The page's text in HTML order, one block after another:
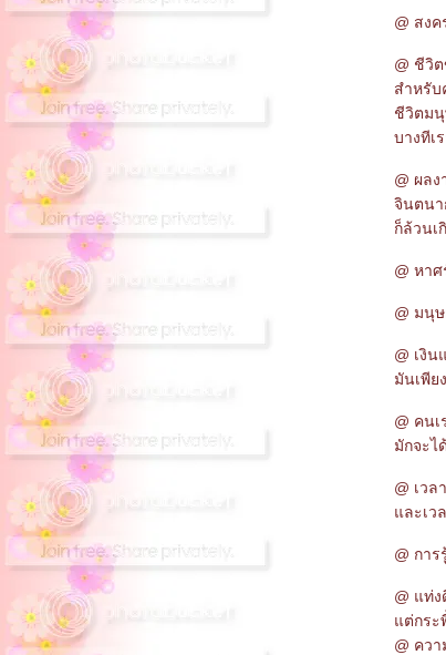
@ สง
@ ชีวิ
สำหรั
ชีวิตมนุ
บางทีเ
@ ผล
จินตนา
ก็ล้วนเ
@ หา
@ มนุ
@ เงิ
มันเพีย
@ คน
มักจะไ
@ เวล
ละเวล
@ กา
@ แท่
ต่กระ
@ คว